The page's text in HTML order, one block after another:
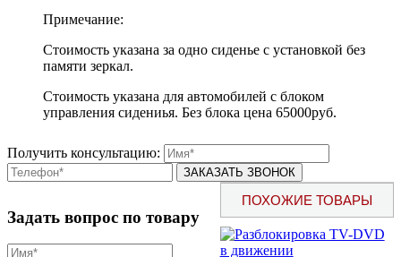
Примечание:
Стоимость указана за одно сиденье с установкой без
памяти зеркал.
Стоимость указана для автомобилей с блоком
управления сидениья. Без блока цена 65000руб.
Получить консультацию:
Задать вопрос по товару
ПОХОЖИЕ ТОВАРЫ